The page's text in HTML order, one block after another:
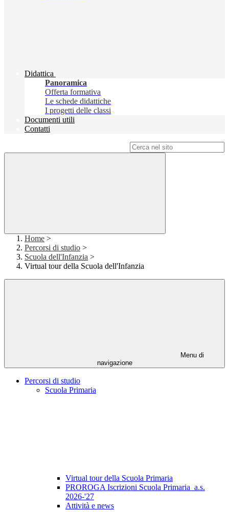
Didattica
Panoramica
Offerta formativa
Le schede didattiche
I progetti delle classi
Documenti utili
Contatti
Home >
Percorsi di studio >
Scuola dell'Infanzia >
Virtual tour della Scuola dell'Infanzia
Menu di
navigazione
Percorsi di studio
Scuola Primaria
Virtual tour della Scuola Primaria
PROROGA Iscrizioni Scuola Primaria_a.s.
2026-'27
Attività e news